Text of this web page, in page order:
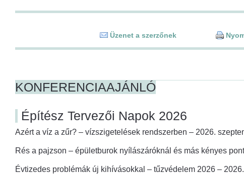
Üzenet a szerzőnek
KONFERENCIAAJÁNLÓ
Építész Tervezői Napok 2026
Azért a víz a zűr? – vízszigetelések rendszerben – 2026.
Rés a pajzson – épületburok nyílászáróknál és más kényes
Évtizedes problémák új kihívásokkal – tűzvédelem 2026 –